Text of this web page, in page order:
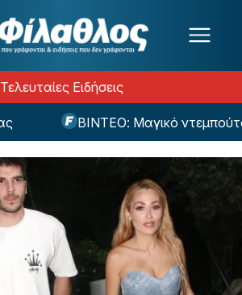
Τελευταίες Ειδήσεις
ΒΙΝΤΕΟ: Μαγικό ντεμπούτο